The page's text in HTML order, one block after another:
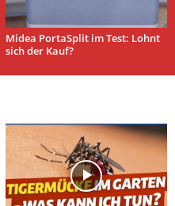
Midea PortaSplit im Test: Lohnt
sich der Kauf?